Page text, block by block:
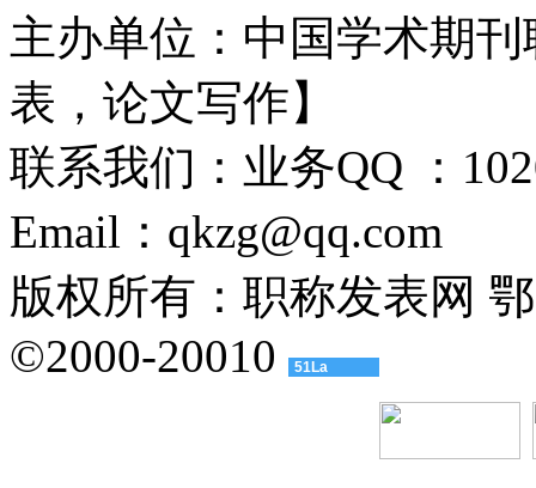
主办单位：中国学术期
表，论文写作】
联系我们：业务QQ ：
Email：qkzg@qq.com
版权所有：职称发表网
©2000-20010
51La